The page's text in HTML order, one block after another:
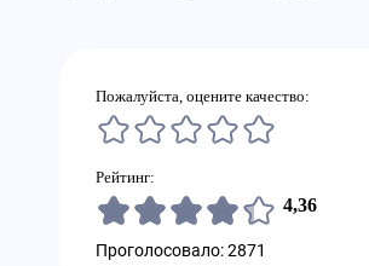
Пожалуйста, оцените качество:
Рейтинг:
4,36
Проголосовало: 2871